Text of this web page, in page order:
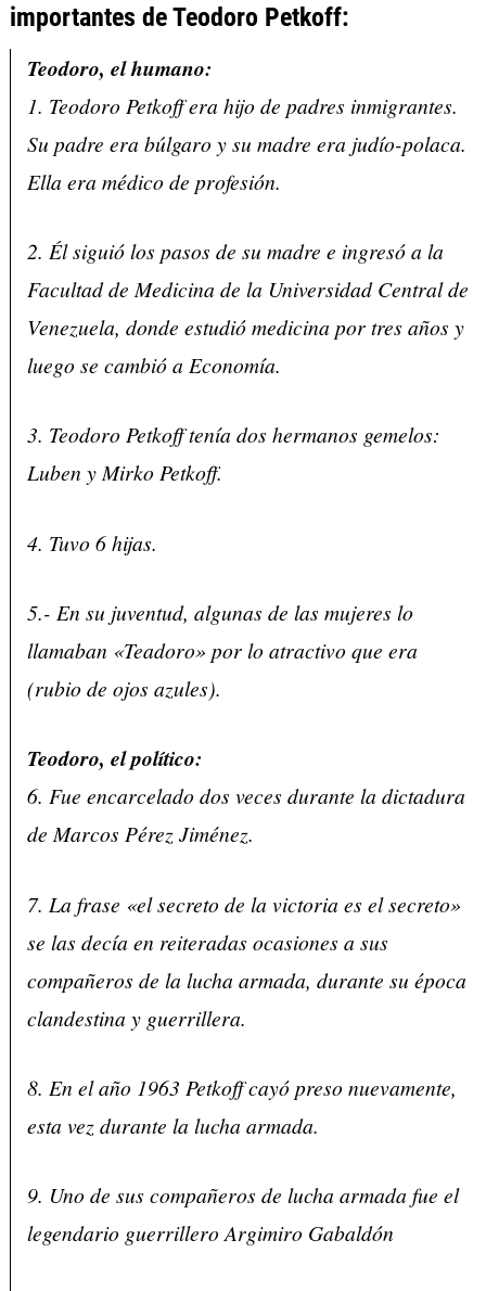
importantes de Teodoro Petkoff:
Teodoro, el humano:
1. Teodoro Petkoff era hijo de padres inmigrantes.
Su padre era búlgaro y su madre era judío-polaca.
Ella era médico de profesión.
2. Él siguió los pasos de su madre e ingresó a la
Facultad de Medicina de la Universidad Central de
Venezuela, donde estudió medicina por tres años y
luego se cambió a Economía.
3. Teodoro Petkoff tenía dos hermanos gemelos:
Luben y Mirko Petkoff.
4. Tuvo 6 hijas.
5.- En su juventud, algunas de las mujeres lo
llamaban «Teadoro» por lo atractivo que era
(rubio de ojos azules).
Teodoro, el político:
6. Fue encarcelado dos veces durante la dictadura
de Marcos Pérez Jiménez.
7. La frase «el secreto de la victoria es el secreto»
se las decía en reiteradas ocasiones a sus
compañeros de la lucha armada, durante su época
clandestina y guerrillera.
8. En el año 1963 Petkoff cayó preso nuevamente,
esta vez durante la lucha armada.
9. Uno de sus compañeros de lucha armada fue el
legendario guerrillero Argimiro Gabaldón